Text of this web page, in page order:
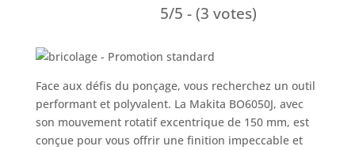
5/5 - (3 votes)
Face aux défis du ponçage, vous recherchez un outil
performant et polyvalent. La Makita BO6050J, avec
son mouvement rotatif excentrique de 150 mm, est
conçue pour vous offrir une finition impeccable et